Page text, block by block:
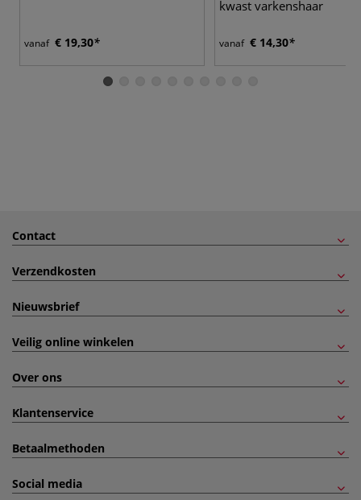
vanaf € 19,30
kwast varkenshaar
vanaf € 14,30
Contact
Verzendkosten
Nieuwsbrief
Veilig online winkelen
Over ons
Klantenservice
Betaalmethoden
Social media